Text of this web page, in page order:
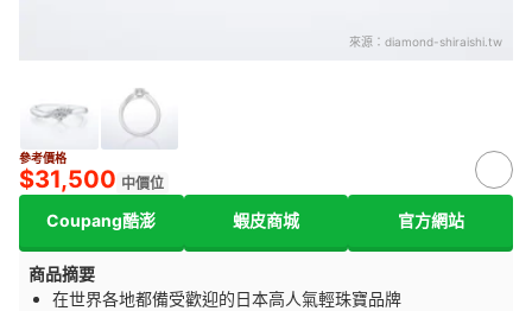
來源： diamond-shiraishi.tw
參考價格
$31,500 中價位
Coupang酷澎 蝦皮商城 官方網站
商品摘要
在世界各地都備受歡迎的日本高人氣輕珠寶品牌